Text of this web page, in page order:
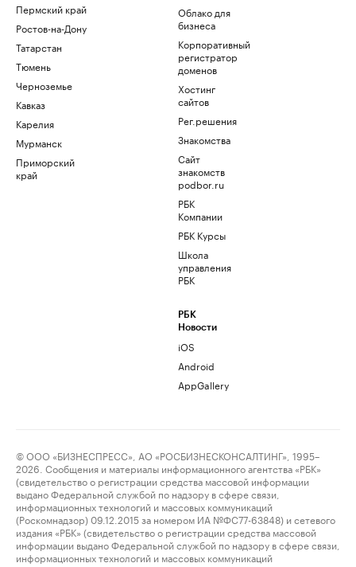
Пермский край
Ростов-на-Дону
Татарстан
Тюмень
Черноземье
Кавказ
Карелия
Мурманск
Приморский
край
Облако для
бизнеса
Корпоративный
регистратор
доменов
Хостинг
сайтов
Рег.решения
Знакомства
Сайт
знакомств
podbor.ru
РБК
Компании
РБК Курсы
Школа
управления
РБК
РБК
Новости
iOS
Android
AppGallery
© ООО «БИЗНЕСПРЕСС», АО «РОСБИЗНЕСКОНСАЛТИНГ», 1995–
2026. Сообщения и материалы информационного агентства «РБК»
(свидетельство о регистрации средства массовой информации
выдано Федеральной службой по надзору в сфере связи,
информационных технологий и массовых коммуникаций
(Роскомнадзор) 09.12.2015 за номером ИА №ФС77-63848) и сетевого
издания «РБК» (свидетельство о регистрации средства массовой
информации выдано Федеральной службой по надзору в сфере связи,
информационных технологий и массовых коммуникаций